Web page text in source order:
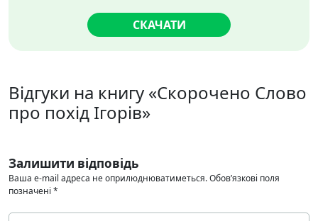
СКАЧАТИ
Відгуки на книгу «Скорочено Слово
про похід Ігорів»
Залишити відповідь
Ваша e-mail адреса не оприлюднюватиметься.Обов’язкові поля
позначені *